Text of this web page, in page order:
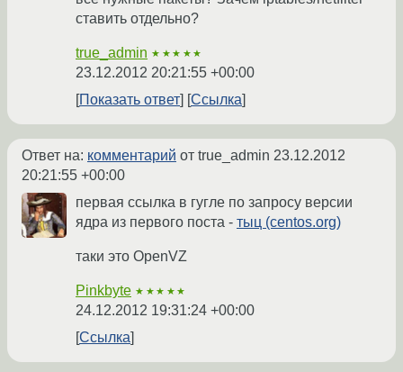
ставить отдельно?
true_admin ★★★★★
23.12.2012 20:21:55 +00:00
Показать ответ
Ссылка
Ответ на: комментарий от true_admin 23.12.2012
20:21:55 +00:00
первая ссылка в гугле по запросу версии
ядра из первого поста - тыц (centos.org)
таки это OpenVZ
Pinkbyte ★★★★★
24.12.2012 19:31:24 +00:00
Ссылка